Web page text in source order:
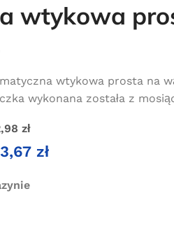
wtykowa
wtykowa prosta na
wykonana została z
zł
3,67 zł